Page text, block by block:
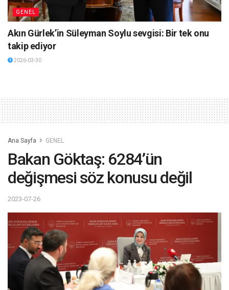
GENEL
Akın Gürlek’in Süleyman Soylu sevgisi: Bir tek onu
takip ediyor
2026-03-30
Ana Sayfa GENEL
Bakan Göktaş: 6284’ün
değişmesi söz konusu değil
2023-07-26